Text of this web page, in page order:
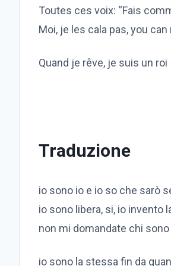
Toutes ces voix: “Fais
Moi, je les cala pas, you
Quand je rêve, je suis un roi
Traduzione
io sono io e io so che sarò
io sono libera, si, io invento
non mi domandate chi sono
io sono la stessa fin da